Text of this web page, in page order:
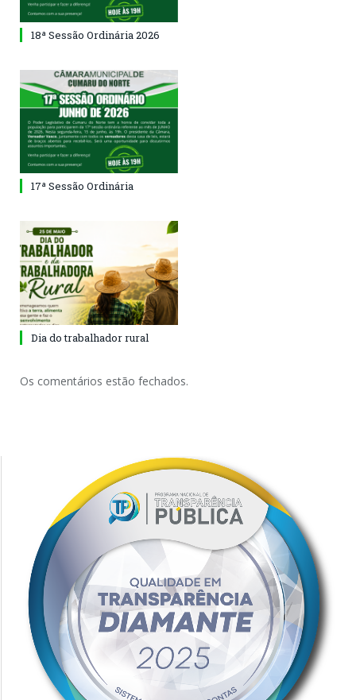
18ª Sessão Ordinária 2026
17ª Sessão Ordinária
Dia do trabalhador rural
Os comentários estão fechados.